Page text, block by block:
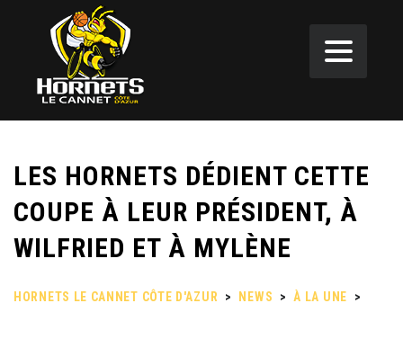
LES HORNETS DÉDIENT CETTE
COUPE À LEUR PRÉSIDENT, À
WILFRIED ET À MYLÈNE
HORNETS LE CANNET CÔTE D'AZUR > NEWS > À LA UNE
>